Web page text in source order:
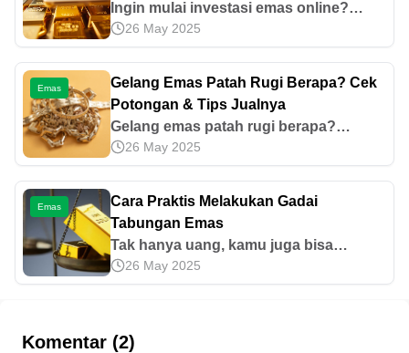
Ingin mulai investasi emas online?
Ketahui tips agar tetap profit, memilih
platform yang tepat, serta
memaksimalkan aset melalui Deposito
Emas Pegadaian.
26 May 2025
Emas
Gelang Emas Patah Rugi Berapa? Cek
Potongan & Tips Jualnya
Gelang emas patah rugi berapa?
Umumnya 5–10% dari harga emas atau
lebih. Simak persentase potongannya
dan tips jual emas agar tetap
menguntungkan di sini!
26 May 2025
Emas
Cara Praktis Melakukan Gadai
Tabungan Emas
Tak hanya uang, kamu juga bisa
menabung emas di Pegadaian.
Sebenarnya, apa saja keuntungan
sini.
26 May 2025
Komentar (2)